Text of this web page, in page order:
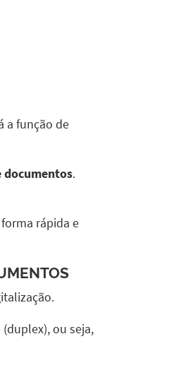
a função de
documentos.
rápida e
ou seja,